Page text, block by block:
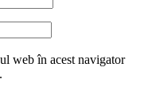
web în acest navigator